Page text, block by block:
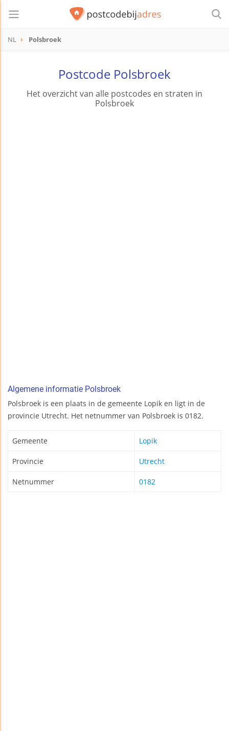
NL Polsbroek
Postcode Polsbroek
Het overzicht van alle postcodes en straten in
Polsbroek
Algemene informatie Polsbroek
Polsbroek is een plaats in de gemeente Lopik en ligt in de
provincie Utrecht. Het netnummer van Polsbroek is 0182.
Gemeente Lopik
Provincie Utrecht
Netnummer 0182